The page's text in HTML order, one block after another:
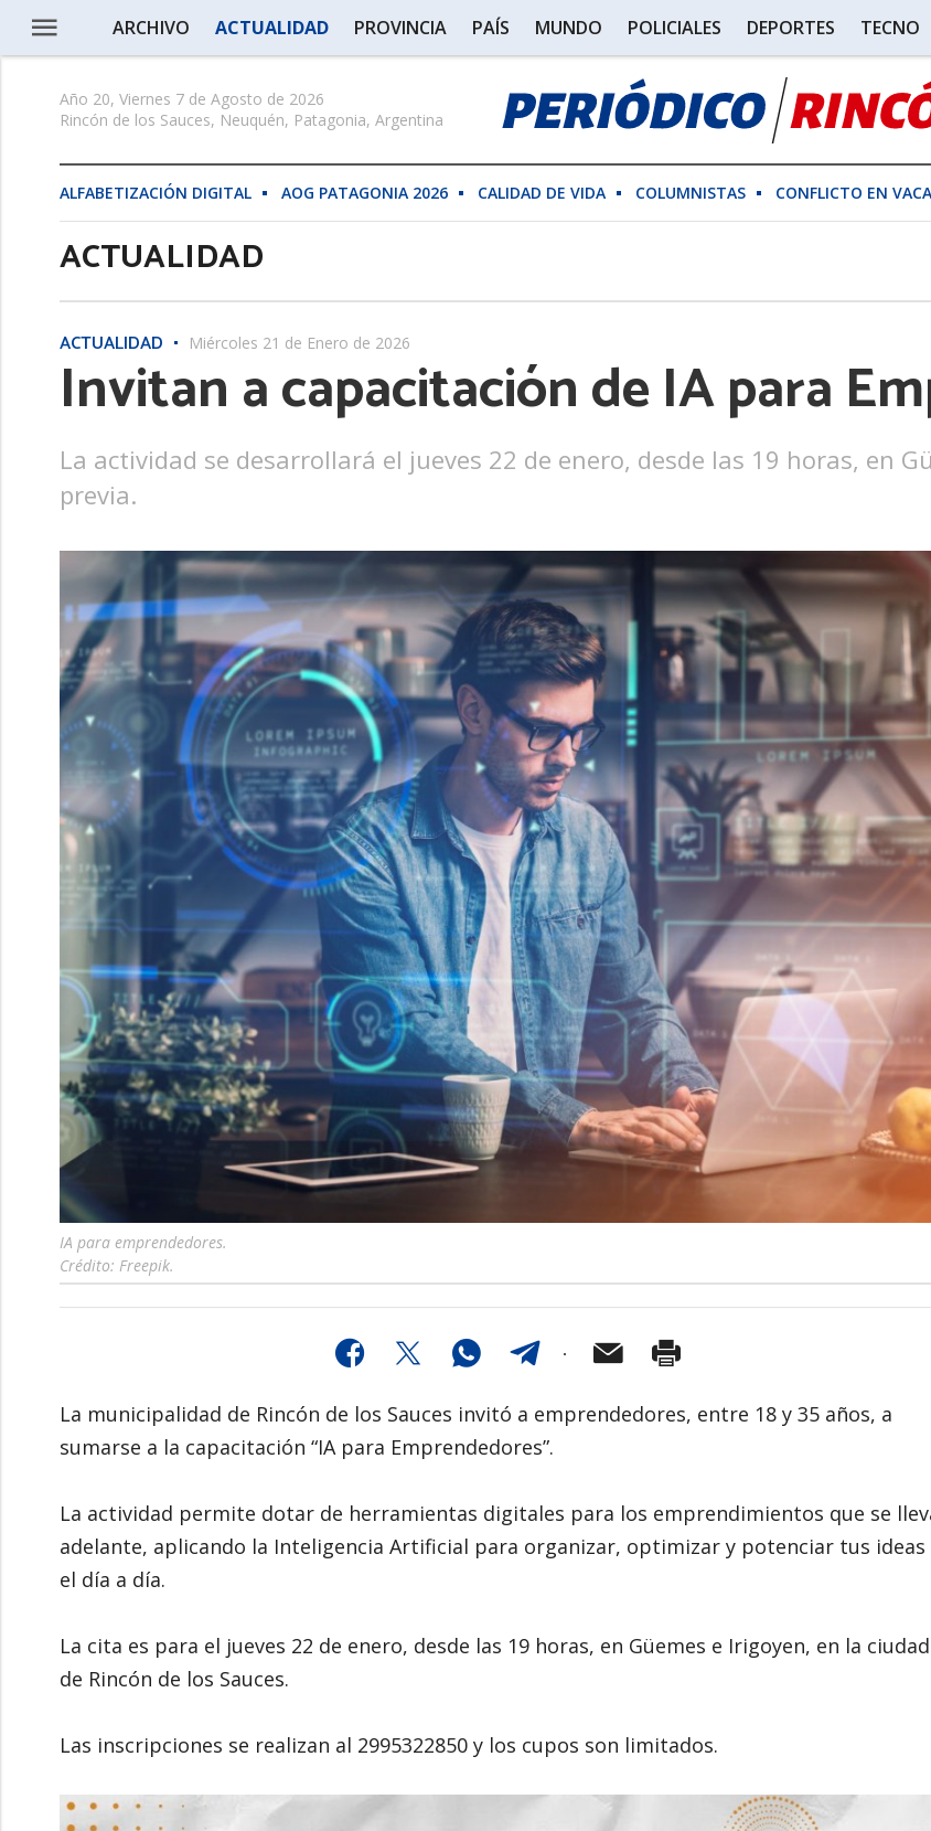
ARCHIVO ACTUALIDAD PROVINCIA PAÍS MUNDO POLICIALES DEPORTES TECNO
Año 20, Viernes 7 de Agosto de 2026
Rincón de los Sauces, Neuquén, Patagonia, Argentina
ALFABETIZACIÓN DIGITAL AOG PATAGONIA 2026 CALIDAD DE VIDA COLUMNISTAS CONFLICTO EN
ACTUALIDAD
ACTUALIDAD Miércoles 21 de Enero de 2026
Invitan a capacitación de IA para
La actividad se desarrollará el jueves 22 de enero, desde las 19 horas, en
previa.
IA para emprendedores.
Crédito: Freepik.
La municipalidad de Rincón de los Sauces invitó a emprendedores, entre 18 y 35 años, a
sumarse a la capacitación “IA para Emprendedores”.
La actividad permite dotar de herramientas digitales para los emprendimientos que se
adelante, aplicando la Inteligencia Artificial para organizar, optimizar y potenciar tus ideas
el día a día.
La cita es para el jueves 22 de enero, desde las 19 horas, en Güemes e Irigoyen, en la ciudad
de Rincón de los Sauces.
Las inscripciones se realizan al 2995322850 y los cupos son limitados.